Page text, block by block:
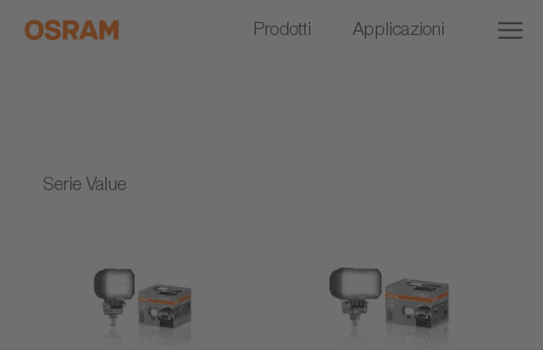
Prodotti Applicazioni
Serie Value